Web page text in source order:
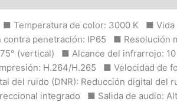
de color: 3000 K ■ Vida
penetración: IP65 ■ Resolución
75° (vertical) ■ Alcance del infrarrojo:
H.264/H.265 ■ Velocidad de
del ruido (DNR): Reducción digital del
integrado ■ Salida de audio: